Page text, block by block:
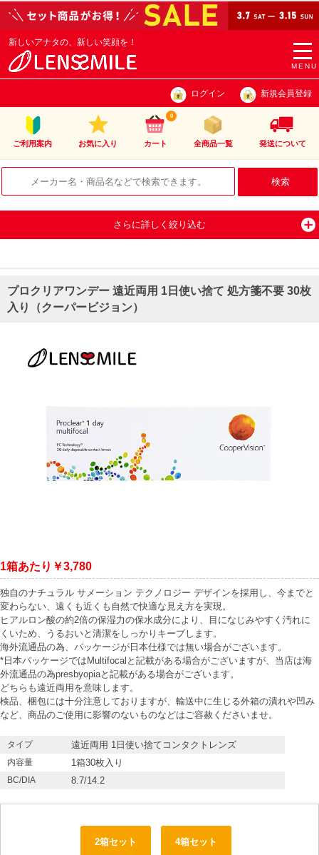
MENU
新しいアナタの、新しい笑顔を！
ログイン 新規会員登録
ご利用案内 お気に入り カート
0
全商品一覧 発送について
さらに詳しく絞り込む
プロクリアワンデー 遠近両用 1日使い捨て 処方箋不要 30枚
入り（クーパービジョン）
1箱あたり￥3,780
独自のナチュラル サメーション テクノロジー デザインを採用し、今までと
変わらない、遠くも近くも自然で快適な見え方を実現。
ヒアルロン酸の約2倍の保湿力の保水成分により、目になじみやすく汚れに
くいため、うるおいと清潔をしっかりキープします。
海外流通品の為、パッケージが日本仕様では無い場合がございます。
*日本パッケージではMultifocalと記載がある場合がございますが、当店は海
外流通品の為presbyopiaと記載がある場合がございます。
どちらも遠近両用を意味します。
検品、梱包には十分注意しておりますが、輸送中に生じる外箱の潰れや凹み
など、商品のご使用に影響のないものなどはご容赦くださいませ。
タイプ 遠近両用 1日使い捨てコンタクトレンズ
内容量 1箱30枚入り
BC/DIA 8.7/14.2
2箱セット 4箱セット